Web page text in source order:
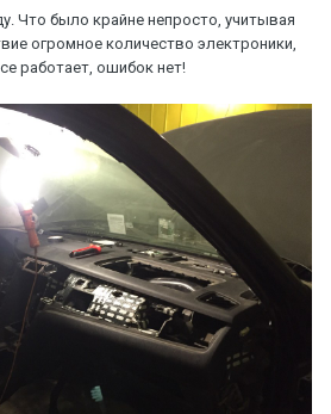
Что было крайне непросто, учитывая
огромное количество электроники,
работает, ошибок нет!